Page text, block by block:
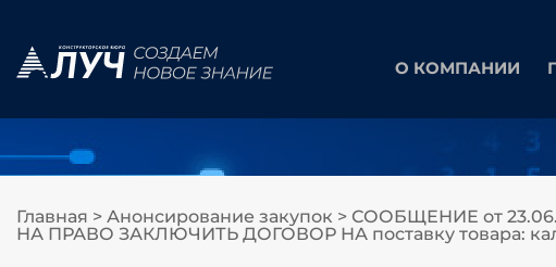
О КОМПАНИИ
Главная > Анонсирование закупок > СООБЩЕНИЕ от
НА ПРАВО ЗАКЛЮЧИТЬ ДОГОВОР НА поставку товара: